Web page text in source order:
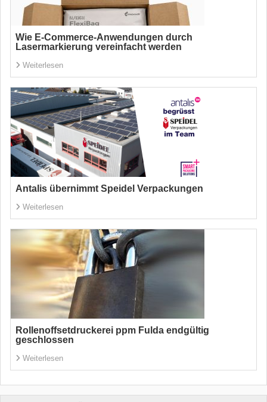
Wie E-Commerce-Anwendungen durch
Lasermarkierung vereinfacht werden
Weiterlesen
Antalis übernimmt Speidel Verpackungen
Weiterlesen
Rollenoffsetdruckerei ppm Fulda endgültig
geschlossen
Weiterlesen